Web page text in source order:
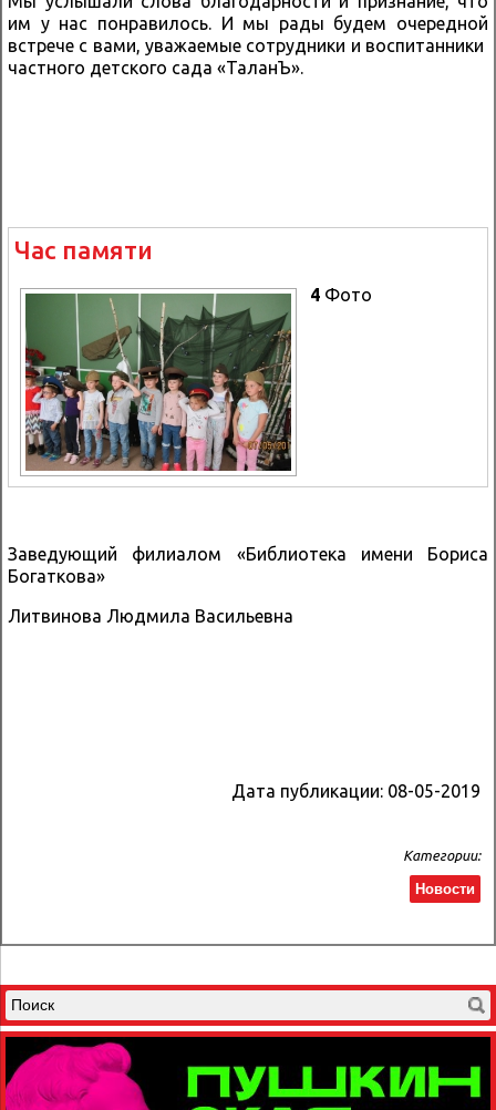
им у нас понравилось. И мы рады будем очередной
встрече с вами, уважаемые сотрудники и воспитанники
частного детского сада «ТаланЪ».
Час памяти
4 Фото
Заведующий филиалом «Библиотека имени Бориса
Богаткова»
Литвинова Людмила Васильевна
Дата публикации: 08-05-2019
Категории:
Новости